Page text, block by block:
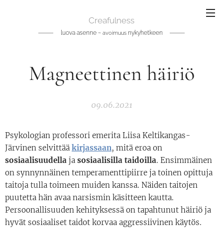
Creafulness
luova asenne ~ avoimuusnykyhetkeen
Magneettinen häiriö
09.06.2021
Psykologian professori emerita Liisa Keltikangas-
Järvinen selvittää kirjassaan, mitä eroa on
sosiaalisuudella ja sosiaalisilla taidoilla. Ensimmäinen
on synnynnäinen temperamenttipiirre ja toinen opittuja
taitoja tulla toimeen muiden kanssa. Näiden taitojen
puutetta hän avaa narsismin käsitteen kautta.
Persoonallisuuden kehityksessä on tapahtunut häiriö ja
hyvät sosiaaliset taidot korvaa aggressiivinen käytös.